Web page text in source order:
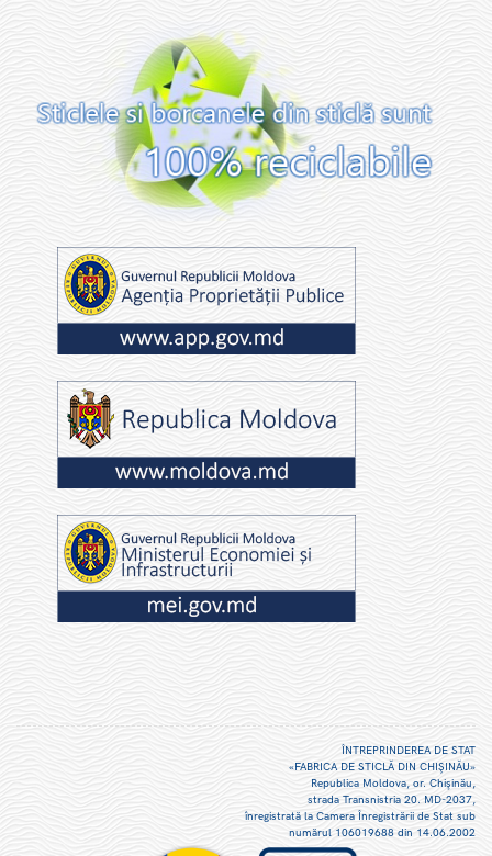
ÎNTREPRINDEREA DE STAT
«FABRICA DE STICLĂ DIN CHIŞINĂU»
Republica Moldova, or. Chişinău,
strada Transnistria 20. MD-2037,
înregistrată la Camera Înregistrării de Stat sub
numărul 106019688 din 14.06.2002